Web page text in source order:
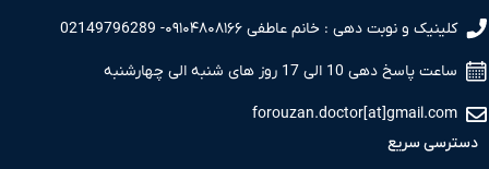
و نوبت دهی : خانم عاطفی ۰۹۱۰۴۸۰۸۱۶۶- 02149796289
دهی 10 الی 17 روز های شنبه الی چهارشنبه
سریع